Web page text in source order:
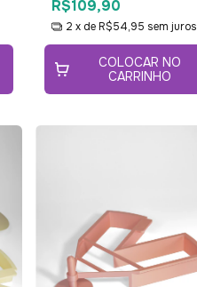
R$109,90
2 x de R$54,95 sem juros
COLOCAR NO
CARRINHO